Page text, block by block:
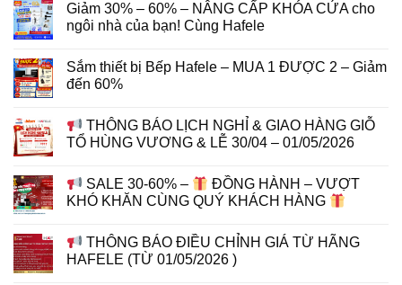
Giảm 30% – 60% – NÂNG CẤP KHÓA CỬA cho
ngôi nhà của bạn! Cùng Hafele
Sắm thiết bị Bếp Hafele – MUA 1 ĐƯỢC 2 – Giảm
đến 60%
THÔNG BÁO LỊCH NGHỈ & GIAO HÀNG GIỖ
TỔ HÙNG VƯƠNG & LỄ 30/04 – 01/05/2026
SALE 30-60% –
ĐỒNG HÀNH – VƯỢT
KHÓ KHĂN CÙNG QUÝ KHÁCH HÀNG
THÔNG BÁO ĐIỀU CHỈNH GIÁ TỪ HÃNG
HAFELE (TỪ 01/05/2026 )